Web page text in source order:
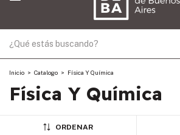
Inicio > Catalogo > Física Y Química
Física Y Química
ORDENAR